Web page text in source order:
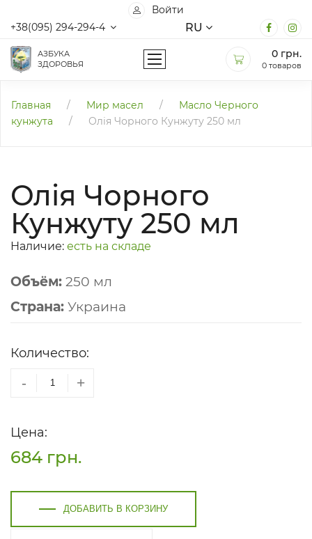
Войти
+38(095) 294-294-4
RU
АЗБУКА
ЗДОРОВЬЯ
0 грн.
0 товаров
Главная / Мир масел /
Масло Черного
кунжута
/ Олія Чорного Кунжуту 250 мл
Олія Чорного
Кунжуту 250 мл
Наличие: есть на складе
Объём: 250 мл
Страна: Украина
Количество:
- +
Цена:
684 грн.
ДОБАВИТЬ В КОРЗИНУ